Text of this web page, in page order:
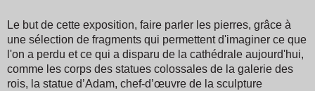
Le but de cette exposition, faire parler les pierres, grâce à
une sélection de fragments qui permettent d'imaginer ce que
l'on a perdu et ce qui a disparu de la cathédrale aujourd'hui,
comme les corps des statues colossales de la galerie des
rois, la statue d’Adam, chef-d’œuvre de la sculpture